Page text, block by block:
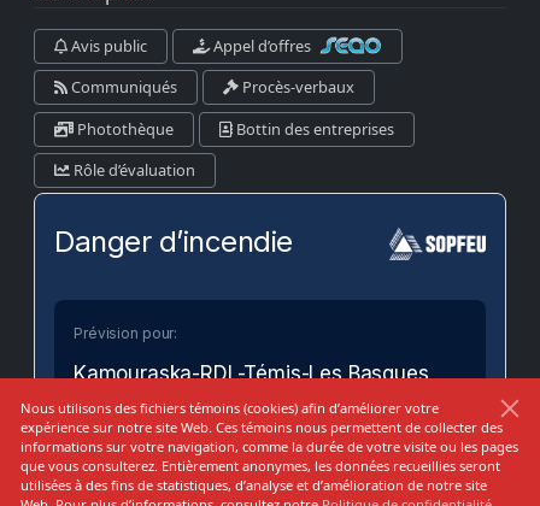
Avis public
Appel d’offres
Communiqués
Procès-verbaux
Photothèque
Bottin des entreprises
Rôle d’évaluation
Danger d’incendie
Prévision pour:
Kamouraska-RDL-Témis-Les Basques
Bas Modéré Élevé Très Élevé Extrême
Nous utilisons des fichiers témoins (cookies) afin d’améliorer votre
expérience sur notre site Web. Ces témoins nous permettent de collecter des
informations sur votre navigation, comme la durée de votre visite ou les pages
que vous consulterez. Entièrement anonymes, les données recueillies seront
utilisées à des fins de statistiques, d’analyse et d’amélioration de notre site